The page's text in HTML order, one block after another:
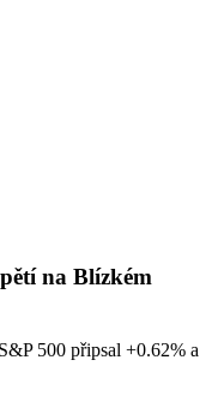
na Blízkém
500 připsal +0.62% a